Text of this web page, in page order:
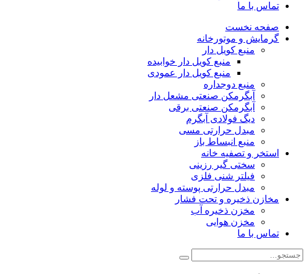
تماس با ما
صفحه نخست
گرمایش و موتورخانه
منبع کویل دار
منبع کویل دار خوابیده
منبع کویل دار عمودی
منبع دوجداره
آبگرمکن صنعتی مشعل دار
آبگرمکن صنعتی برقی
دیگ فولادی آبگرم
مبدل حرارتی مسی
منبع انبساط باز
استخر و تصفیه خانه
سختی گیر رزینی
فیلتر شنی فلزی
مبدل حرارتی پوسته و لوله
مخازن ذخیره و تحت فشار
مخزن ذخیره آب
مخزن هوایی
تماس با ما